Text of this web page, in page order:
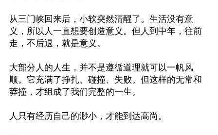
从三门峡回来后，小软突然清醒了。生活没有意
义，所以人一直想要创造意义。但人到中年，往前
走，不后退，就是意义。
大部分人的人生，并不是遵循道理就可以一帆风
顺。它充满了挣扎、碰撞、失败。但这样的无常和
莽撞，才组成了我们完整的一生。
人只有经历自己的渺小，才能到达高尚。